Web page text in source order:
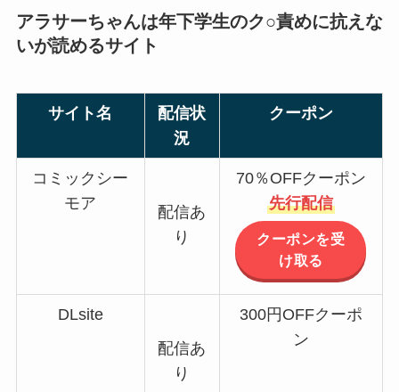
アラサーちゃんは年下学生のク○責めに抗えな
いが読めるサイト
サイト名
配信状
況
クーポン
コミックシー
モア
配信あ
り
70％OFFクーポン
先行配信
クーポンを受
け取る
DLsite
配信あ
り
300円OFFクーポ
ン